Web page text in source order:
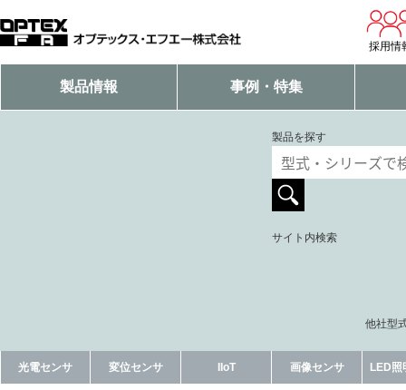
採用情
製品情報 事例・特集
製品を探す
サイト内検索
他社型
光電センサ 変位センサ IIoT 画像センサ LED照